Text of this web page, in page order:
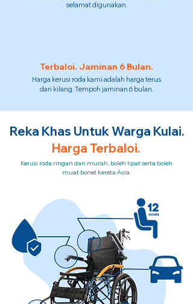
selamat digunakan.
Terbaloi. Jaminan 6 Bulan.
Harga kerusi roda kami adalah harga terus
dari kilang. Tempoh jaminan 6 bulan.
Reka Khas Untuk Warga Kulai.
Harga Terbaloi.
Kerusi roda ringan dan murah, boleh lipat serta boleh
muat bonet kereta Axia.